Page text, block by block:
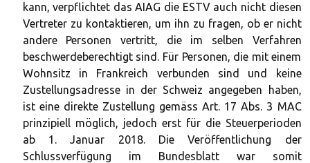
kann, verpflichtet das AIAG die ESTV auch nicht diesen
Vertreter zu kontaktieren, um ihn zu fragen, ob er nicht
andere Personen vertritt, die im selben Verfahren
beschwerdeberechtigt sind. Für Personen, die mit einem
Wohnsitz in Frankreich verbunden sind und keine
Zustellungsadresse in der Schweiz angegeben haben,
ist eine direkte Zustellung gemäss Art. 17 Abs. 3 MAC
prinzipiell möglich, jedoch erst für die Steuerperioden
ab 1. Januar 2018. Die Veröffentlichung der
Schlussverfügung im Bundesblatt war somit